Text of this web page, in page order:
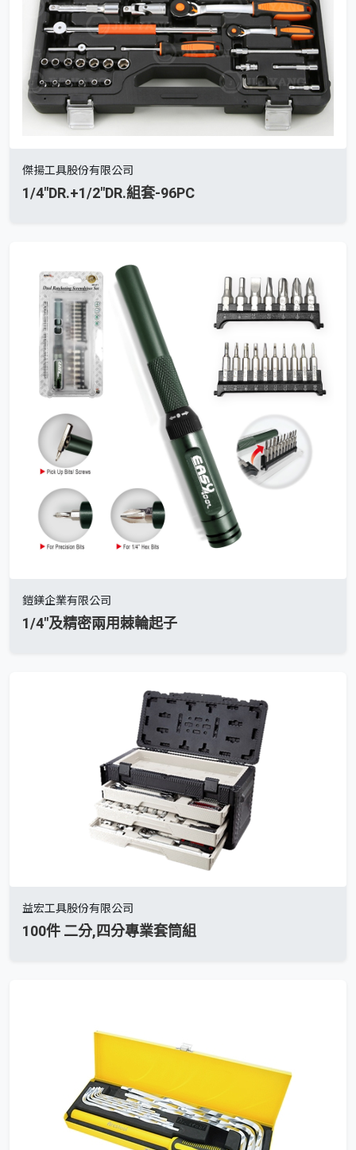
傑揚工具股份有限公司
1/4"DR.+1/2"DR.組套-96PC
鎧鎂企業有限公司
1/4"及精密兩用棘輪起子
益宏工具股份有限公司
100件 二分,四分專業套筒組